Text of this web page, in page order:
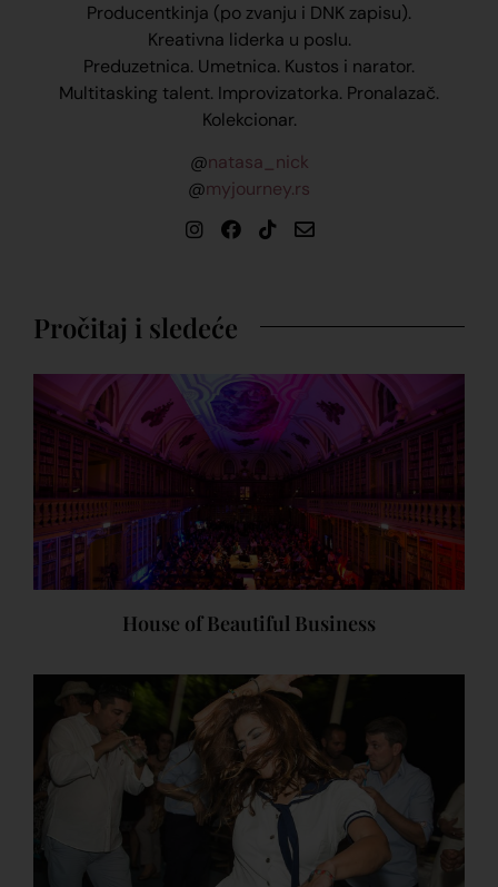
Producentkinja (po zvanju i DNK zapisu).
Kreativna liderka u poslu.
Preduzetnica. Umetnica. Kustos i narator.
Multitasking talent. Improvizatorka. Pronalazač.
Kolekcionar.
@natasa_nick
@myjourney.rs
Pročitaj i sledeće
House of Beautiful Business